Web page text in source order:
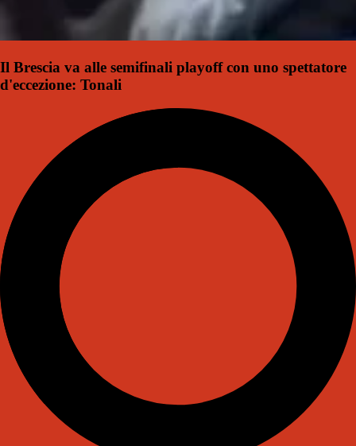
Il Brescia va alle semifinali playoff con uno spettatore
d'eccezione: Tonali